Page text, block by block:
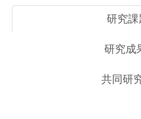
研究課
研究成
共同研